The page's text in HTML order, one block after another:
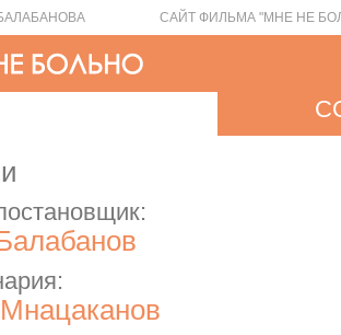
САЙТ ФИЛЬМА "МНЕ НЕ